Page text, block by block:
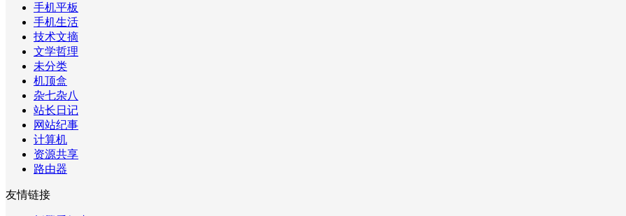
手机平板
手机生活
技术文摘
文学哲理
未分类
机顶盒
杂七杂八
站长日记
网站纪事
计算机
资源共享
路由器
友情链接